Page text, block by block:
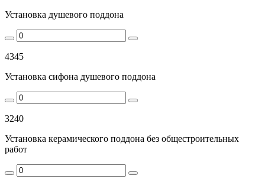
Установка душевого поддона
4345
Установка сифона душевого поддона
3240
Установка керамического поддона без общестроительных
работ